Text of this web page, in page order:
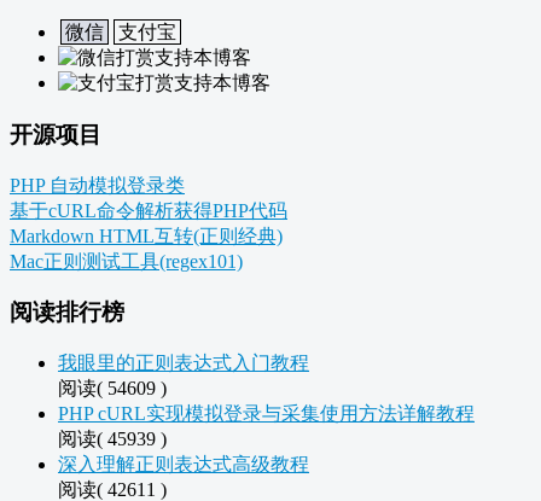
微信 支付宝
开源项目
PHP 自动模拟登录类
基于cURL命令解析获得PHP代码
Markdown HTML互转(正则经典)
Mac正则测试工具(regex101)
阅读排行榜
我眼里的正则表达式入门教程
阅读( 54609 )
PHP cURL实现模拟登录与采集使用方法详解教程
阅读( 45939 )
深入理解正则表达式高级教程
阅读( 42611 )